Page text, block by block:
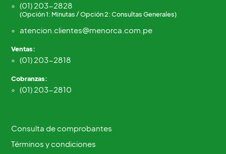
(01) 203-2828
(Opción 1: Minutas / Opción 2: Consultas Generales)
atencion.clientes@menorca.com.pe
Ventas:
(01) 203-2818
Cobranzas:
(01) 203-2810
Consulta de comprobantes
Términos y condiciones